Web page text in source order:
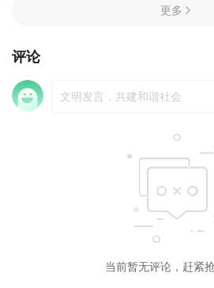
更多
评论
当前暂无评论，赶紧